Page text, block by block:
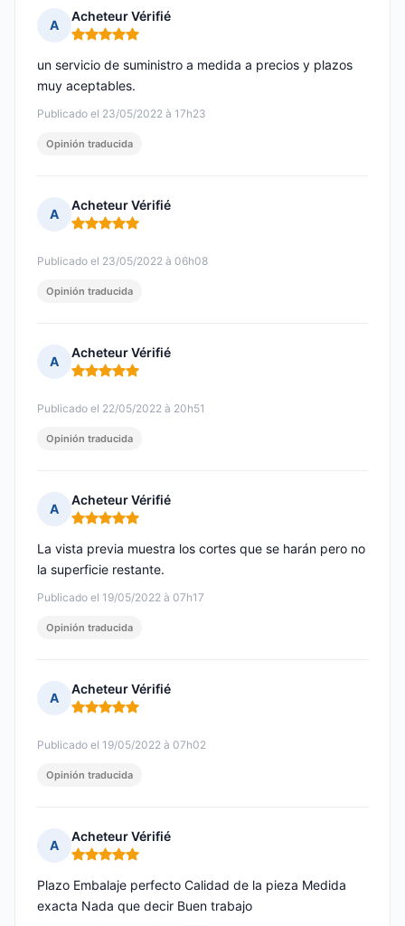
A
Acheteur Vérifié
Nota: 5 de 5
Publicado el 23/05/2022 à 17h23
un servicio de suministro a medida a precios y plazos
muy aceptables.
Opinión traducida
A
Acheteur Vérifié
Nota: 5 de 5
Publicado el 23/05/2022 à 06h08
Opinión traducida
A
Acheteur Vérifié
Nota: 5 de 5
Publicado el 22/05/2022 à 20h51
Opinión traducida
A
Acheteur Vérifié
Nota: 5 de 5
Publicado el 19/05/2022 à 07h17
La vista previa muestra los cortes que se harán pero no
la superficie restante.
Opinión traducida
A
Acheteur Vérifié
Nota: 5 de 5
Publicado el 19/05/2022 à 07h02
Opinión traducida
A
Acheteur Vérifié
Nota: 5 de 5
Plazo Embalaje perfecto Calidad de la pieza Medida
exacta Nada que decir Buen trabajo